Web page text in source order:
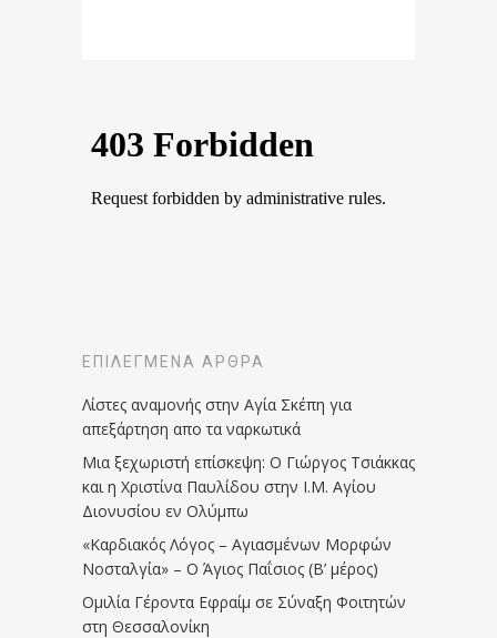
ΕΠΙΛΕΓΜΈΝΑ ΆΡΘΡΑ
Λίστες αναμονής στην Αγία Σκέπη για
απεξάρτηση απο τα ναρκωτικά
Μια ξεχωριστή επίσκεψη: Ο Γιώργος Τσιάκκας
και η Χριστίνα Παυλίδου στην Ι.Μ. Αγίου
Διονυσίου εν Ολύμπω
«Καρδιακός Λόγος – Αγιασμένων Μορφών
Νοσταλγία» – Ο Άγιος Παΐσιος (Β’ μέρος)
Ομιλία Γέροντα Εφραίμ σε Σύναξη Φοιτητών
στη Θεσσαλονίκη